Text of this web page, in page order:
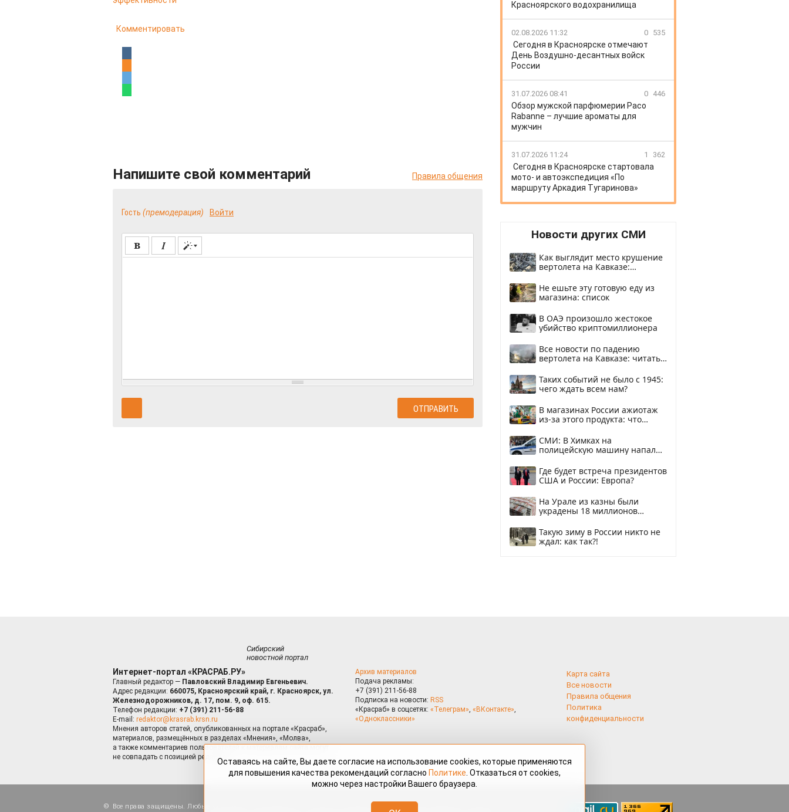
Комментировать
Напишите свой комментарий Правила общения
Гость (премодерация) Войти
Красноярского водохранилища
02.08.2026 11:32 0 535
Сегодня в Красноярске отмечают
День Воздушно-десантных войск
России
31.07.2026 08:41 0 446
Обзор мужской парфюмерии Paco
Rabanne – лучшие ароматы для
мужчин
31.07.2026 11:24 1 362
Сегодня в Красноярске стартовала
мото- и автоэкспедиция «По
маршруту Аркадия Тугаринова»
Новости других СМИ
Как выглядит место крушение
вертолета на Кавказе:
Не ешьте эту готовую еду из
магазина: список
В ОАЭ произошло жестокое
убийство криптомиллионера
Все новости по падению
вертолета на Кавказе: читать
Таких событий не было с 1945:
чего ждать всем нам?
В магазинах России ажиотаж
из-за этого продукта: что
СМИ: В Химках на
полицейскую машину напали
Где будет встреча президентов
США и России: Европа?
На Урале из казны были
украдены 18 миллионов
Такую зиму в России никто не
ждал: как так?!
Сибирский
новостной портал
Интернет-портал «КРАСРАБ.РУ»
Главный редактор — Павловский Владимир Евгеньевич.
Адрес редакции: 660075, Красноярский край, г. Красноярск, ул.
Железнодорожников, д. 17, пом. 9, оф. 615.
Телефон редакции: +7 (391) 211-56-88
E-mail: redaktor@krasrab.krsn.ru
Мнения авторов статей, опубликованных на портале «Красраб»,
материалов, размещённых в разделах «Мнения», «Молва»,
а также комментариев пользователей к материалам сайта могут
не совпадать с позицией редакции.
Архив материалов
Подача рекламы:
+7 (391) 211-56-88
Подписка на новости: RSS
«Красраб» в соцсетях: «Телеграм», «ВКонтакте»,
«Одноклассники»
Карта сайта
Все новости
Правила общения
Политика
конфиденциальности
Все права защищены. Любые материалы, размещённые на портале «Красраб.ру» сотрудниками редакции, нештатными
Оставаясь на сайте, Вы даете согласие на использование cookies, которые применяются
для повышения качества рекомендаций согласно Политике . Отказаться от cookies,
можно через настройки Вашего браузера.